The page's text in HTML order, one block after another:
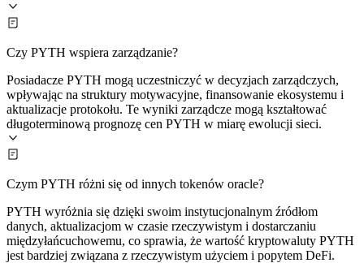
Czy PYTH wspiera zarządzanie?
Posiadacze PYTH mogą uczestniczyć w decyzjach zarządczych,
wpływając na struktury motywacyjne, finansowanie ekosystemu i
aktualizacje protokołu. Te wyniki zarządcze mogą kształtować
długoterminową prognozę cen PYTH w miarę ewolucji sieci.
Czym PYTH różni się od innych tokenów oracle?
PYTH wyróżnia się dzięki swoim instytucjonalnym źródłom
danych, aktualizacjom w czasie rzeczywistym i dostarczaniu
międzyłańcuchowemu, co sprawia, że wartość kryptowaluty PYTH
jest bardziej związana z rzeczywistym użyciem i popytem DeFi.